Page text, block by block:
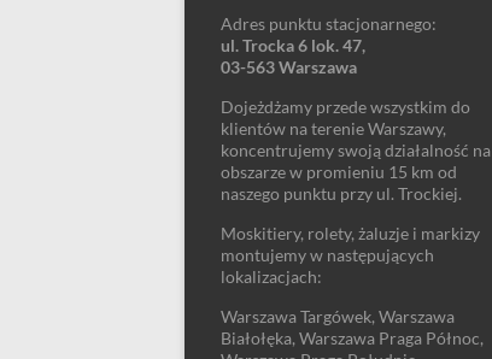
Adres punktu stacjonarnego:
ul. Trocka 6 lok. 47,
03-563 Warszawa
Dojeżdżamy przede wszystkim do
klientów na terenie Warszawy,
koncentrujemy swoją działalność na
obszarze w promieniu 15 km od
naszego punktu przy ul. Trockiej.
Moskitiery, rolety, żaluzje i markizy
montujemy w następujących
lokalizacjach:
Warszawa Targówek, Warszawa
Białołęka, Warszawa Praga Północ,